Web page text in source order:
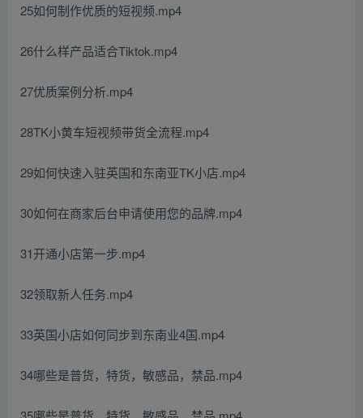
25如何制作优质的短视频.mp4
26什么样产品适合Tiktok.mp4
27优质案例分析.mp4
28TK小黄车短视频带货全流程.mp4
29如何快速入驻英国和东南亚TK小店.mp4
30如何在商家后台申请使用您的品牌.mp4
31开通小店第一步.mp4
32领取新人任务.mp4
33英国小店如何同步到东南业4国.mp4
34哪些是普货，特货，敏感品，禁品.mp4